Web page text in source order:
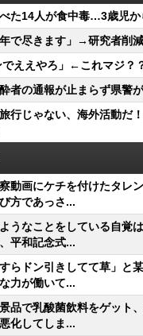
た14人が食中毒…3歳児
で尽きます」→研究者削
ええやろ」←これマジ？
者の通報が止まらず県警
行じゃない、海外活動だ
動画にケチを付けたタレ
方であっさ...
うなことをしている自覚
平和記念式...
らドン引きしてて草」と
力が働いて...
品で乳酸菌飲料をゲット
化してしま...